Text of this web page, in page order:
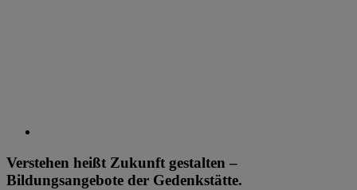
Verstehen heißt Zukunft gestalten –
Bildungsangebote der Gedenkstätte.